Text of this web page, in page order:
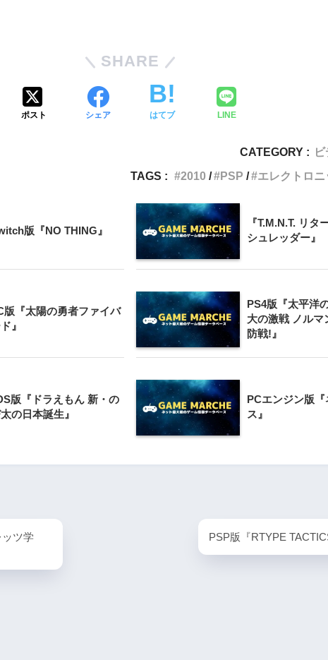
SHARE
ポスト シェア はてブ LINE
CATEGORY :
TAGS :
2010 PSP エレクトロニ
版『NO THING』
『T.M.N.T. リタ
シュレッダー』
版『太陽の勇者ファイバ
』
PS4版『太平洋
大の激戦 ノルマ
防戦!』
版『ドラえもん 新・の
の日本誕生』
PCエンジン版『
ス』
ツ学
PSP版『RTYPE
Wii版『ドラゴンクエストX』シリ
ーズ初のオンライン化の挑戦
ラスター』徹
闘伝』
5
を再び体験
・人気記事
PS4版『迷宮経営SLG Zombie6tal
【動画】1993年の名作復活！エメ
ラルディア特集でゲームの深層に
PlayStation5・人気
PS5版『デー